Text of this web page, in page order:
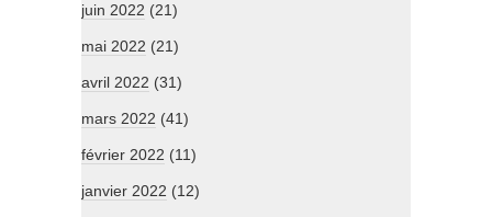
juin 2022 (21)
mai 2022 (21)
avril 2022 (31)
mars 2022 (41)
février 2022 (11)
janvier 2022 (12)